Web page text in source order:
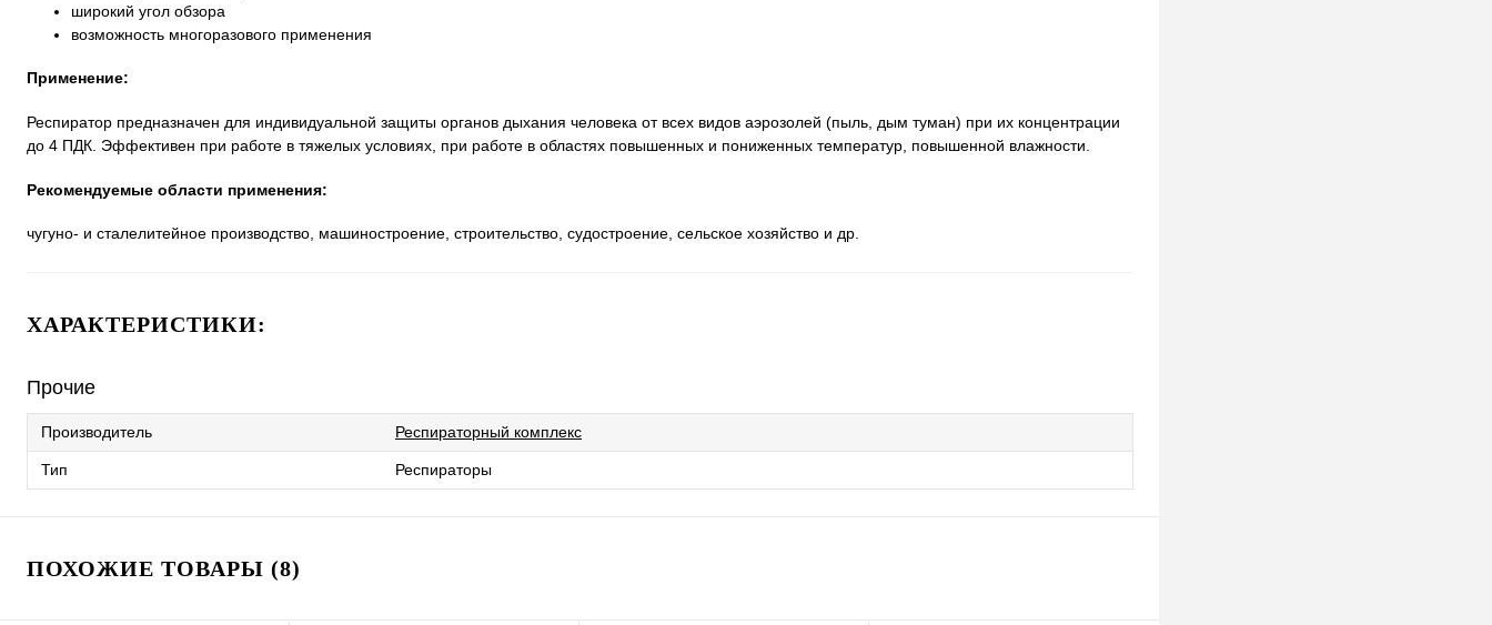
широкий угол обзора
возможность многоразового применения
Применение:
Респиратор предназначен для индивидуальной защиты органов дыхания человека от всех видов аэрозолей (пыль, дым туман) при их концентрации
до 4 ПДК. Эффективен при работе в тяжелых условиях, при работе в областях повышенных и пониженных температур, повышенной влажности.
Рекомендуемые области применения:
чугуно- и сталелитейное производство, машиностроение, строительство, судостроение, сельское хозяйство и др.
ХАРАКТЕРИСТИКИ:
Прочие
Производитель Респираторный комплекс
Тип Респираторы
ПОХОЖИЕ ТОВАРЫ (8)